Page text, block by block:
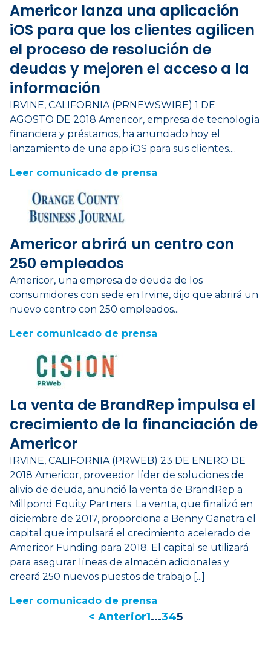
Americor lanza una aplicación
iOS para que los clientes agilicen
el proceso de resolución de
deudas y mejoren el acceso a la
información
IRVINE, CALIFORNIA (PRNEWSWIRE) 1 DE
AGOSTO DE 2018 Americor, empresa de tecnología
financiera y préstamos, ha anunciado hoy el
lanzamiento de una app iOS para sus clientes....
Leer comunicado de prensa
Americor abrirá un centro con
250 empleados
Americor, una empresa de deuda de los
consumidores con sede en Irvine, dijo que abrirá un
nuevo centro con 250 empleados...
Leer comunicado de prensa
La venta de BrandRep impulsa el
crecimiento de la financiación de
Americor
IRVINE, CALIFORNIA (PRWEB) 23 DE ENERO DE
2018 Americor, proveedor líder de soluciones de
alivio de deuda, anunció la venta de BrandRep a
Millpond Equity Partners. La venta, que finalizó en
diciembre de 2017, proporciona a Benny Ganatra el
capital que impulsará el crecimiento acelerado de
Americor Funding para 2018. El capital se utilizará
para asegurar líneas de almacén adicionales y
creará 250 nuevos puestos de trabajo [...]
Leer comunicado de prensa
< Anterior1...345